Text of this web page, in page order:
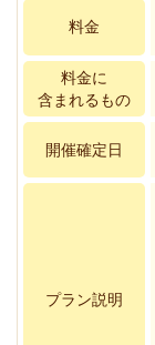
料金
料金に
含まれるもの
開催確定日
プラン説明